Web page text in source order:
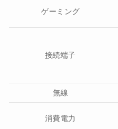
ゲーミング
接続端子
無線
消費電力